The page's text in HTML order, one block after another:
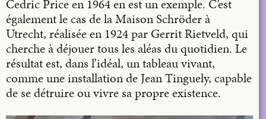
Cedric Price en 1964 en est un exemple. C’est
également le cas de la Maison Schröder à
Utrecht, réalisée en 1924 par Gerrit Rietveld, qui
cherche à déjouer tous les aléas du quotidien. Le
résultat est, dans l’idéal, un tableau vivant,
comme une installation de Jean Tinguely, capable
de se détruire ou vivre sa propre existence.